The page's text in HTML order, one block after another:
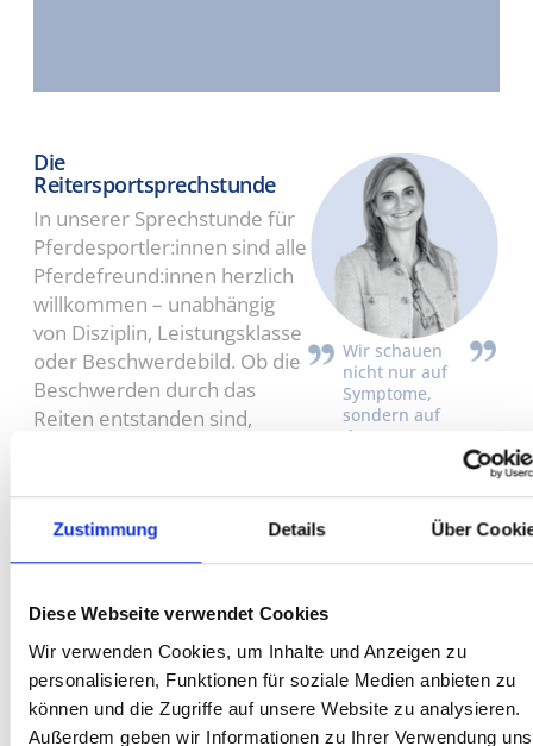
Zustimmung Details Über
Diese Webseite verwendet Cookies
Wir verwenden Cookies, um Inhalte und Anzeigen zu
personalisieren, Funktionen für soziale Medien anbieten zu
können und die Zugriffe auf unsere Website zu analysieren.
Außerdem geben wir Informationen zu Ihrer Verwendung
Die
Reitersportsprechstunde
In unserer Sprechstunde für
Pferdesportler:innen sind alle
Pferdefreund:innen herzlich
willkommen – unabhängig
von Disziplin, Leistungsklasse
oder Beschwerdebild. Ob die
Beschwerden durch das
Reiten entstanden sind,
Sitzen" schwerfällt oder
schlicht eine Zweitmeinung
gewünscht wird – wir
Anliegen.
So bereiten Sie sich auf Ihren
Termin vor
Bitte bringen Sie, wenn
möglich, eine Videoaufnahme
Wir schauen
nicht nur auf
Symptome,
sondern auf
das
Zusammenspiel
Körper.
Dr. med. Julia
für Orthopädie und